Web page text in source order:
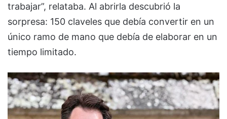
trabajar”, relataba. Al abrirla descubrió la
sorpresa: 150 claveles que debía convertir en un
único ramo de mano que debía de elaborar en un
tiempo limitado.